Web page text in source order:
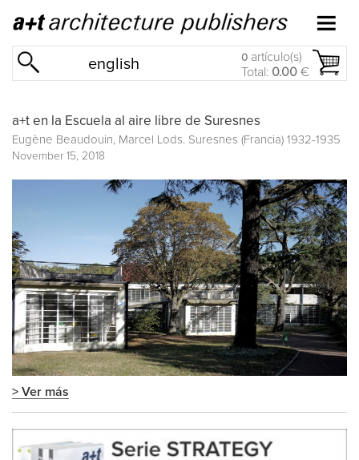
english 0 artículo(s)
Total: 0.00 €
a+t en la Escuela al aire libre de Suresnes
Eugène Beaudouin, Marcel Lods. Suresnes (Francia) 1932-1935
November 15, 2018
> Ver más